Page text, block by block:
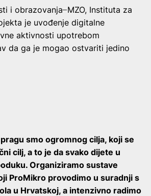
i obrazovanja ̶ MZO, Instituta za
je uvođenje digitalne
aktivnosti upotrebom
da ga je mogao ostvariti jedino
pragu smo ogromnog cilja, koji se
cilj, a to je da svako dijete u
Organiziramo sustave
ProMikro provodimo u suradnji s
u Hrvatskoj, a intenzivno radimo